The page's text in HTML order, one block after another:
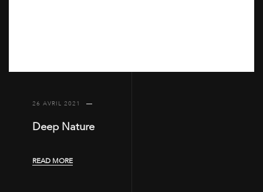
26 AVRIL 2021
Deep Nature
READ MORE